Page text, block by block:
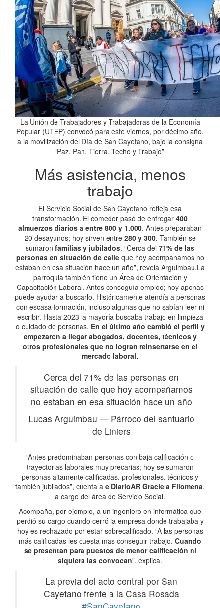
La Unión de Trabajadores y Trabajadoras de la Economía
Popular (UTEP) convocó para este viernes, por décimo año,
a la movilización del Día de San Cayetano, bajo la consigna
“Paz, Pan, Tierra, Techo y Trabajo”.
Más asistencia, menos
trabajo
El Servicio Social de San Cayetano refleja esa
transformación. El comedor pasó de entregar 400
almuerzos diarios a entre 800 y 1.000. Antes preparaban
20 desayunos; hoy sirven entre 280 y 300. También se
sumaron familias y jubilados. “Cerca del 71% de las
personas en situación de calleque hoy acompañamos no
estaban en esa situación hace un año”, revela Arguimbau.La
parroquia también tiene un Área de Orientación y
Capacitación Laboral. Antes conseguía empleo; hoy apenas
puede ayudar a buscarlo. Históricamente atendía a personas
con escasa formación, incluso algunas que no sabían leer ni
escribir. Hasta 2023 la mayoría buscaba trabajo en limpieza
o cuidado de personas. En el último año cambió el perfil y
empezaron a llegar abogados, docentes, técnicos y
otros profesionales que no logran reinsertarse en el
mercado laboral.
Cerca del 71% de las personas en
situación de calle que hoy acompañamos
no estaban en esa situación hace un año
Lucas Arguimbau —Párroco del santuario
de Liniers
“Antes predominaban personas con baja calificación o
trayectorias laborales muy precarias; hoy se sumaron
personas altamente calificadas, profesionales, técnicos y
también jubilados”, cuenta a elDiarioAR Graciela Filomena,
a cargo del área de Servicio Social.
Acompaña, por ejemplo, a un ingeniero en informática que
perdió su cargo cuando cerró la empresa donde trabajaba y
hoy es rechazado por estar sobrecalificado. “A las personas
más calificadas les cuesta más conseguir trabajo. Cuando
se presentan para puestos de menor calificación ni
siquiera las convocan”, explica.
La previa del acto central por San
Cayetano frente a la Casa Rosada